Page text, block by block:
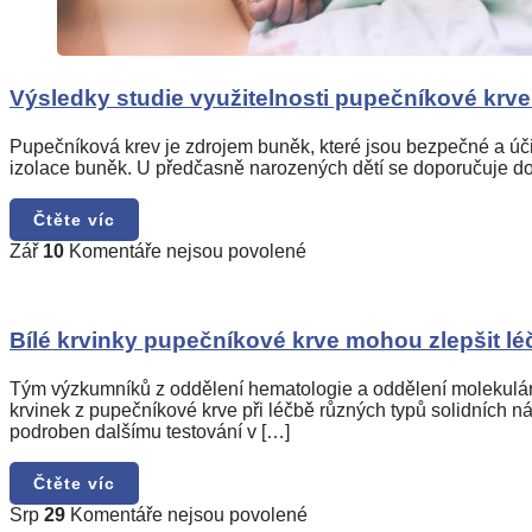
Výsledky studie využitelnosti pupečníkové
Pupečníková krev je zdrojem buněk, které jsou bezpečné a
izolace buněk. U předčasně narozených dětí se doporučuje
Čtěte víc
Zář 10 Komentáře nejsou povolenéu
Bílé
krvinky
pupečníkové
krve
mohou
Bílé krvinky pupečníkové krve mohou zlepšit
Tým výzkumníků z oddělení hematologie a oddělení
krvinek z pupečníkové krve při léčbě různých typů solidních
podroben dalšímu testování v […]
Čtěte víc
Srp 29 Komentáře nejsou povolenéu